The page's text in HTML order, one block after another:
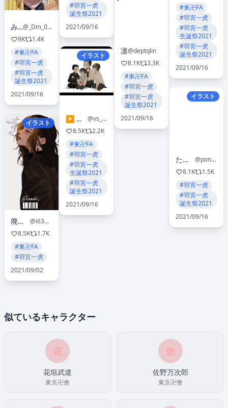
みそ
@_Dm_0820
9K
1.4K
#東卍FA
#羽宮一虎
#羽宮一虎
誕生祭2021
2021/09/16
イラスト
廃棄物
@i638ko
8.5K
1.7K
#東卍FA
#羽宮一虎
2021/09/02
#羽宮一虎
誕生祭2021
2021/09/16
イラスト
▶︎ 雅 ◀︎
@vs_myb
8.5K
2.2K
#東卍FA
#羽宮一虎
#羽宮一虎
生誕祭2021
#羽宮一虎
誕生祭2021
2021/09/16
凛@deptqlin
8.1K
3.3K
#東卍FA
#羽宮一虎
#羽宮一虎
誕生祭2021
2021/09/16
#東卍FA
#羽宮一虎
#羽宮一虎
生誕祭2021
#羽宮一虎
誕生祭2021
2021/09/16
イラスト
たぬきଳ
@ponhone
8.1K
1.5K
#羽宮一虎
#羽宮一虎
誕生祭2021
2021/09/16
似ているキャラクター
花
花垣武道
東京卍會
佐
佐野万次郎
東京卍會